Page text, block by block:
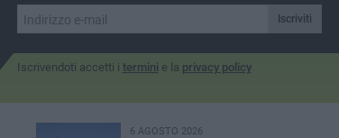
Iscriviti
Iscrivendoti accetti i termini e la privacy policy
6 AGOSTO 2026